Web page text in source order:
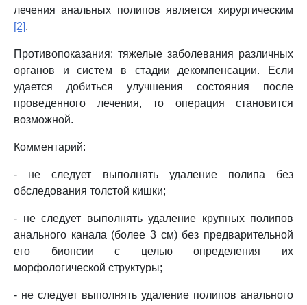
лечения анальных полипов является хирургическим
[2].
Противопоказания: тяжелые заболевания различных
органов и систем в стадии декомпенсации. Если
удается добиться улучшения состояния после
проведенного лечения, то операция становится
возможной.
Комментарий:
- не следует выполнять удаление полипа без
обследования толстой кишки;
- не следует выполнять удаление крупных полипов
анального канала (более 3 см) без предварительной
его биопсии с целью определения их
морфологической структуры;
- не следует выполнять удаление полипов анального